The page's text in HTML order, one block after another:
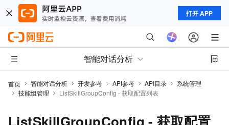
打开 APP
智能对话分析
首页 智能对话分析 开发参考 API参考 API目录
系统管理
技能组管理
ListSkillGroupConfig - 获取配置列表
ListSkillGroupConfig - 获取配置